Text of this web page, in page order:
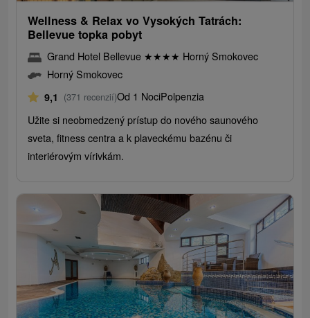
Wellness & Relax vo Vysokých Tatrách:
Bellevue topka pobyt
Grand Hotel Bellevue ★★★★ Horný Smokovec
Horný Smokovec
9,1 (371 recenzií)Od 1 NociPolpenzia
Užite si neobmedzený prístup do nového saunového
sveta, fitness centra a k plaveckému bazénu či
interiérovým vírivkám.